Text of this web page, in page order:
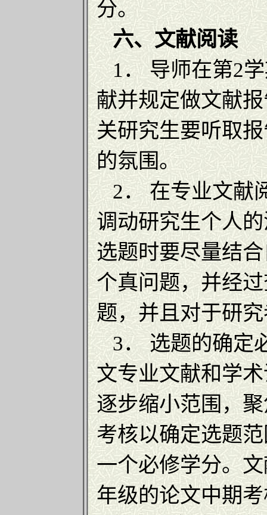
分。
六、文献阅读
1． 导师在第2学
献并规定做文献
关研究生要听取
的氛围。
2． 在专业文献
调动研究生个人
选题时要尽量结
个真问题，并经
题，并且对于研
3． 选题的确定
文专业文献和学
逐步缩小范围，
考核以确定选题
一个必修学分。
年级的论文中期